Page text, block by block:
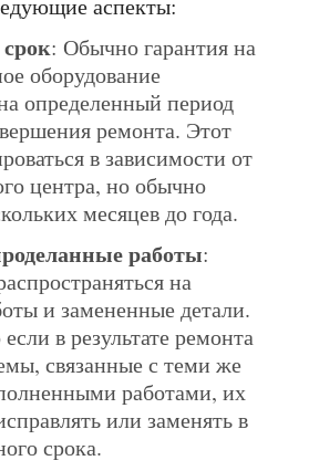
аспекты:
: Обычно гарантия на
оборудование
определенный период
ремонта. Этот
в зависимости от
центра, но обычно
месяцев до года.
работы:
на
и замененные детали.
в результате ремонта
связанные с теми же
работами, их
или заменять в
срока.